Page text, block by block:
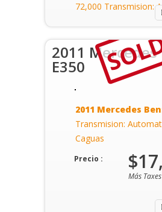
72,000 Transmision:
2011 Mercedes
E350
2011 Mercedes
Transmision:
Caguas
Precio :
Más